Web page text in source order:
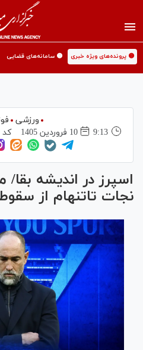
🟡 پرونده‌های ویژه خبری 🟡 سامانه‌های قضایی
ورزشی
9:13
10 فروردين 1405
نجات تاتنهام از